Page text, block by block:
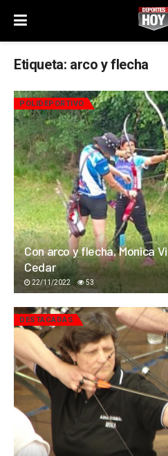
Etiqueta: arco y flecha
POLIDEPORTIVO
Con arco y flecha, Monica
Cedar
22/11/2022 53
DESTACADAS